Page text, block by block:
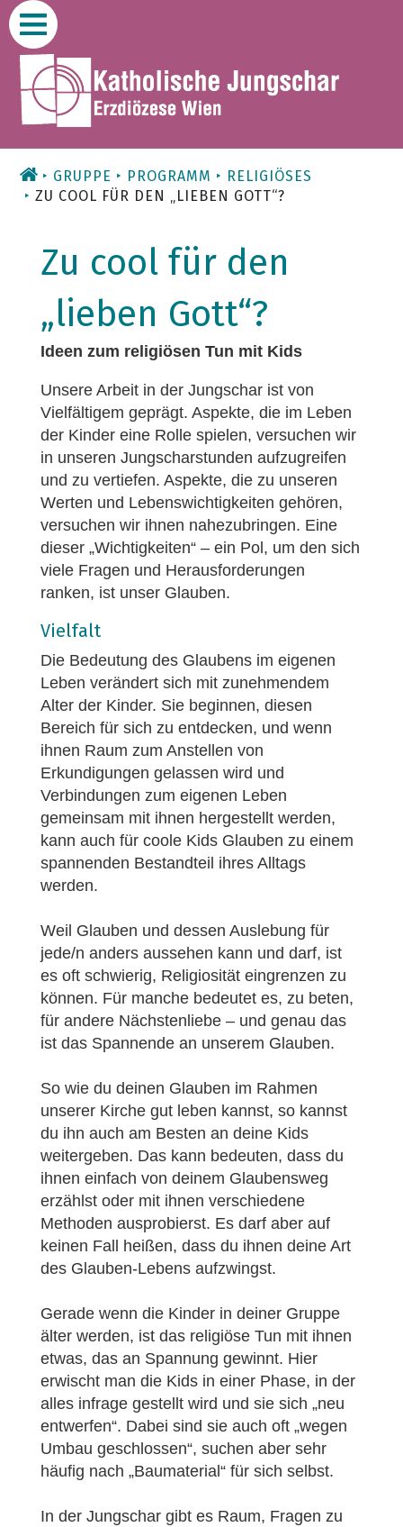
Zum
Inhalt
GRUPPE PROGRAMM
RELIGIÖSES
ZU COOL FÜR DEN „LIEBEN GOTT“?
Zu cool für den
„lieben Gott“?
Ideen zum religiösen Tun mit Kids
Unsere Arbeit in der Jungschar ist von
Vielfältigem geprägt. Aspekte, die im Leben
der Kinder eine Rolle spielen, versuchen wir
in unseren Jungscharstunden aufzugreifen
und zu vertiefen. Aspekte, die zu unseren
Werten und Lebenswichtigkeiten gehören,
versuchen wir ihnen nahezubringen. Eine
dieser „Wichtigkeiten“ – ein Pol, um den sich
viele Fragen und Herausforderungen
ranken, ist unser Glauben.
Vielfalt
Die Bedeutung des Glaubens im eigenen
Leben verändert sich mit zunehmendem
Alter der Kinder. Sie beginnen, diesen
Bereich für sich zu entdecken, und wenn
ihnen Raum zum Anstellen von
Erkundigungen gelassen wird und
Verbindungen zum eigenen Leben
gemeinsam mit ihnen hergestellt werden,
kann auch für coole Kids Glauben zu einem
spannenden Bestandteil ihres Alltags
werden.
Weil Glauben und dessen Auslebung für
jede/n anders aussehen kann und darf, ist
es oft schwierig, Religiosität eingrenzen zu
können. Für manche bedeutet es, zu beten,
für andere Nächstenliebe – und genau das
ist das Spannende an unserem Glauben.
So wie du deinen Glauben im Rahmen
unserer Kirche gut leben kannst, so kannst
du ihn auch am Besten an deine Kids
weitergeben. Das kann bedeuten, dass du
ihnen einfach von deinem Glaubensweg
erzählst oder mit ihnen verschiedene
Methoden ausprobierst. Es darf aber auf
keinen Fall heißen, dass du ihnen deine Art
des Glauben-Lebens aufzwingst.
Gerade wenn die Kinder in deiner Gruppe
älter werden, ist das religiöse Tun mit ihnen
etwas, das an Spannung gewinnt. Hier
erwischt man die Kids in einer Phase, in der
alles infrage gestellt wird und sie sich „neu
entwerfen“. Dabei sind sie auch oft „wegen
Umbau geschlossen“, suchen aber sehr
häufig nach „Baumaterial“ für sich selbst.
In der Jungschar gibt es Raum, Fragen zu